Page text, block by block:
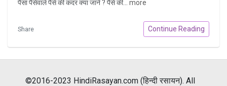
पैसा पैसेवाले पैसे की कदर क्या जानें ? पैसे की... more
Share Continue Reading
©2016-2023 HindiRasayan.com (हिन्दी रसायन). All